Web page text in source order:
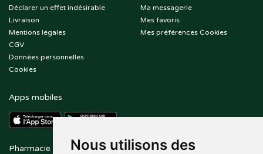
Nous utilisons des
Déclarer un effet indésirable
Livraison
Mentions légales
CGV
Données personnelles
Cookies
Ma messagerie
Mes favoris
Mes préférences Cookies
Apps mobiles
Pharmacie en ligne agréée Paiement sécurisé